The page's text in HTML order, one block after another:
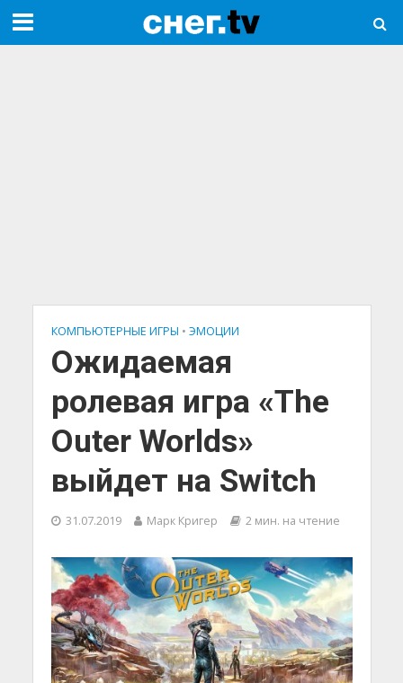
КОМПЬЮТЕРНЫЕ ИГРЫ • ЭМОЦИИ
Ожидаемая
ролевая игра «The
Outer Worlds»
выйдет на Switch
31.07.2019 Марк Кригер 2 мин. на чтение